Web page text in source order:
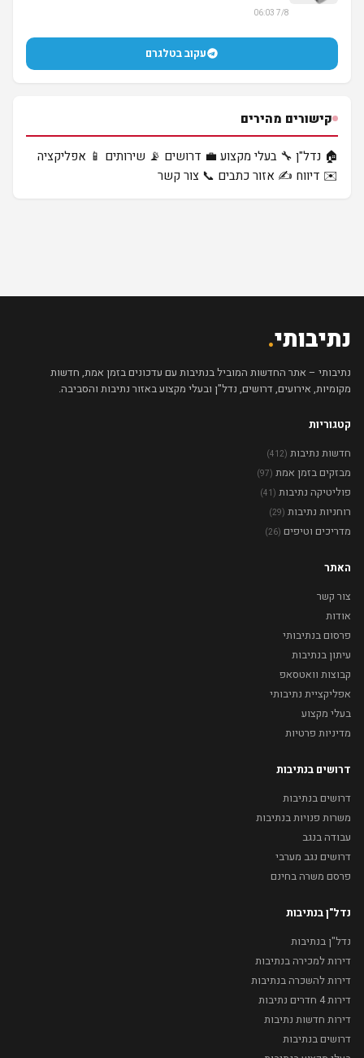
7/8 06:03
עקוב בטלגרם
קישורים מהירים
🏠 נדל"ן 🔧 בעלי מקצוע 💼 דרושים 📡 שירותים 📱 אפליקציה
✉️ דיווח ✍️ אזור כתבים 📞 צור קשר
נתיבותי.
נתיבותי – אתר החדשות המוביל בנתיבות עם עדכונים בזמן אמת, חדשות
מקומיות, אירועים, דרושים, נדל"ן ובעלי מקצוע באזור נתיבות והסביבה.
קטגוריות
חדשות נתיבות (412)
מבזקים בזמן אמת (97)
פוליטיקה נתיבות (41)
רוחניות נתיבות (29)
מדריכים וטיפים (26)
האתר
צור קשר
אודות
פרסום בנתיבותי
עיתון בנתיבות
קבוצות וואטסאפ
אפליקציית נתיבותי
בעלי מקצוע
מדיניות פרטיות
דרושים בנתיבות
דרושים בנתיבות
משרות פנויות בנתיבות
עבודה בנגב
דרושים נגב מערבי
פרסם משרה בחינם
נדל"ן בנתיבות
נדל"ן בנתיבות
דירות למכירה בנתיבות
דירות להשכרה בנתיבות
דירות 4 חדרים נתיבות
דירות חדשות נתיבות
דרושים בנתיבות